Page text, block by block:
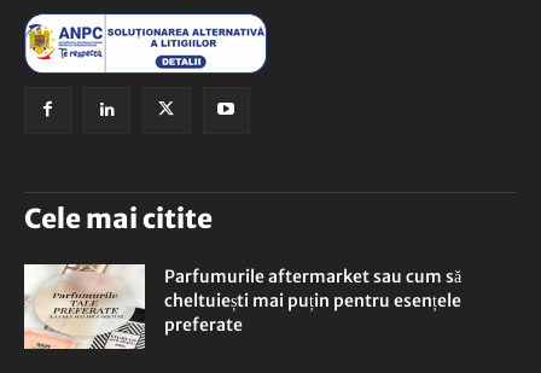
Cele mai citite
Parfumurile aftermarket sau cum să
cheltuiești mai puțin pentru esențele
preferate